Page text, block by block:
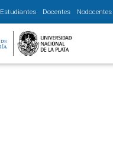
Estudiantes Docentes Nodocentes